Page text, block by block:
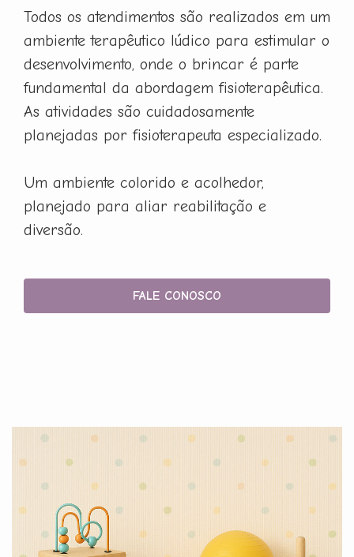
Todos os atendimentos são realizados em um
ambiente terapêutico lúdico para estimular o
desenvolvimento, onde o brincar é parte
fundamental da abordagem fisioterapêutica.
As atividades são cuidadosamente
planejadas por fisioterapeuta especializado.
Um ambiente colorido e acolhedor,
planejado para aliar reabilitação e
diversão.
FALE CONOSCO